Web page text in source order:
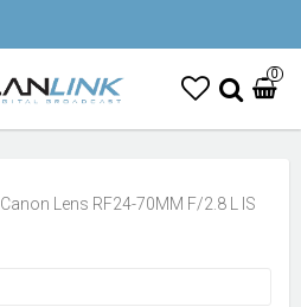
0
Canon Lens RF24-70MM F/2.8 L IS